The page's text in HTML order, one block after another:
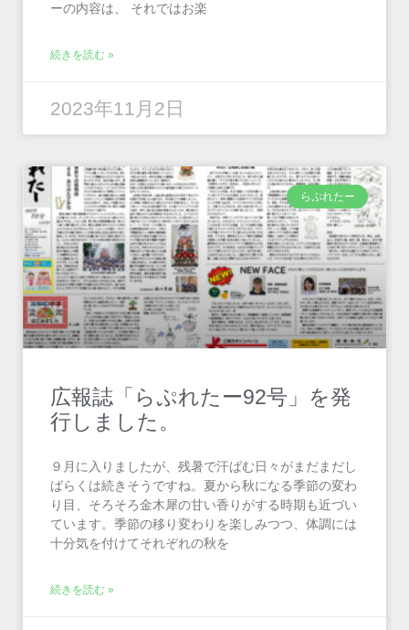
ーの内容は、 それではお楽
続きを読む »
2023年11月2日
らぷれたー
広報誌「らぷれたー92号」を発
行しました。
９月に入りましたが、残暑で汗ばむ日々がまだまだし
ばらくは続きそうですね。夏から秋になる季節の変わ
り目、そろそろ金木犀の甘い香りがする時期も近づい
ています。季節の移り変わりを楽しみつつ、体調には
十分気を付けてそれぞれの秋を
続きを読む »